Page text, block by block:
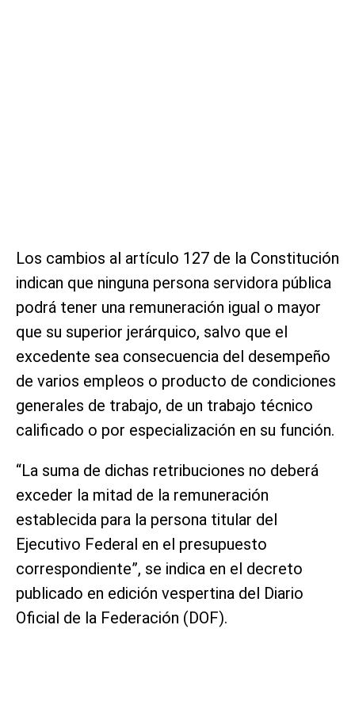
Los cambios al artículo 127 de la Constitución
indican que ninguna persona servidora pública
podrá tener una remuneración igual o mayor
que su superior jerárquico, salvo que el
excedente sea consecuencia del desempeño
de varios empleos o producto de condiciones
generales de trabajo, de un trabajo técnico
calificado o por especialización en su función.
“La suma de dichas retribuciones no deberá
exceder la mitad de la remuneración
establecida para la persona titular del
Ejecutivo Federal en el presupuesto
correspondiente”, se indica en el decreto
publicado en edición vespertina del Diario
Oficial de la Federación (DOF).